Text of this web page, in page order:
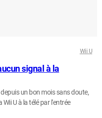
Wii U
signal à la
un bon mois sans doute,
Wii U à la télé par l'entrée